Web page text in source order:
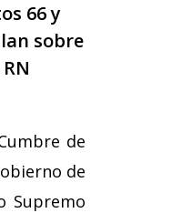
66 y
sobre
de
de
Supremo